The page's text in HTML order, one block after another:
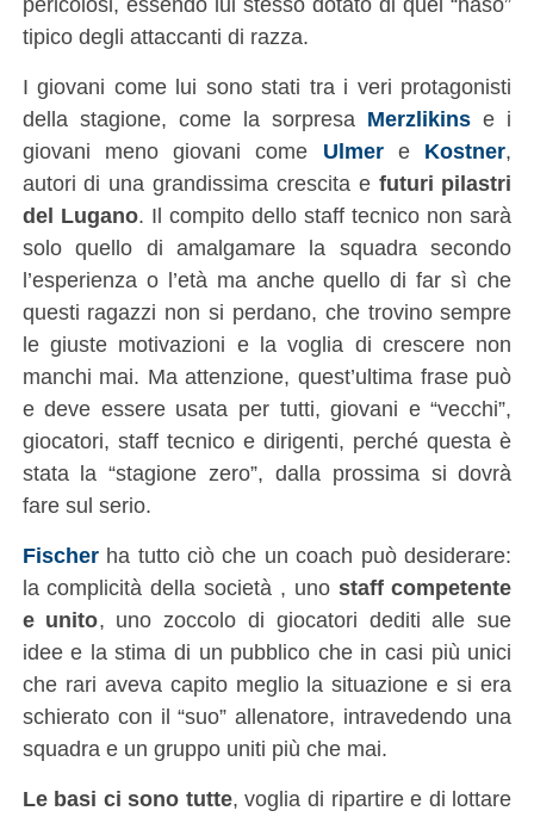
tipico degli attaccanti di razza.
I giovani come lui sono stati tra i veri protagonisti
della stagione, come la sorpresa Merzlikins e i
giovani meno giovani come Ulmere Kostner,
autori di una grandissima crescita e futuri pilastri
del Lugano. Il compito dello staff tecnico non sarà
solo quello di amalgamare la squadra secondo
l’esperienza o l’età ma anche quello di far sì che
questi ragazzi non si perdano, che trovino sempre
le giuste motivazioni e la voglia di crescere non
manchi mai. Ma attenzione, quest’ultima frase può
e deve essere usata per tutti, giovani e “vecchi”,
giocatori, staff tecnico e dirigenti, perché questa è
stata la “stagione zero”, dalla prossima si dovrà
fare sul serio.
Fischerha tutto ciò che un coach può desiderare:
la complicità della società , uno staff competente
e unito, uno zoccolo di giocatori dediti alle sue
idee e la stima di un pubblico che in casi più unici
che rari aveva capito meglio la situazione e si era
schierato con il “suo” allenatore, intravedendo una
squadra e un gruppo uniti più che mai.
Le basi ci sono tutte, voglia di ripartire e di lottare